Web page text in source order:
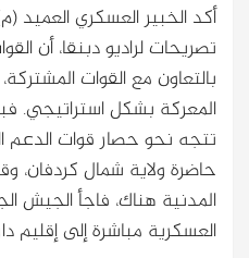
أكد الخبير العسكري
تصريحات لراديو دبنقا، أن
بالتعاون مع القوات
المعركة بشكل استراتيجي.
تتجه نحو حصار قوات الدعم
حاضرة ولاية شمال كردفان،
المدنية هناك، فاجأ الجيش
العسكرية مباشرة إلى إقليم